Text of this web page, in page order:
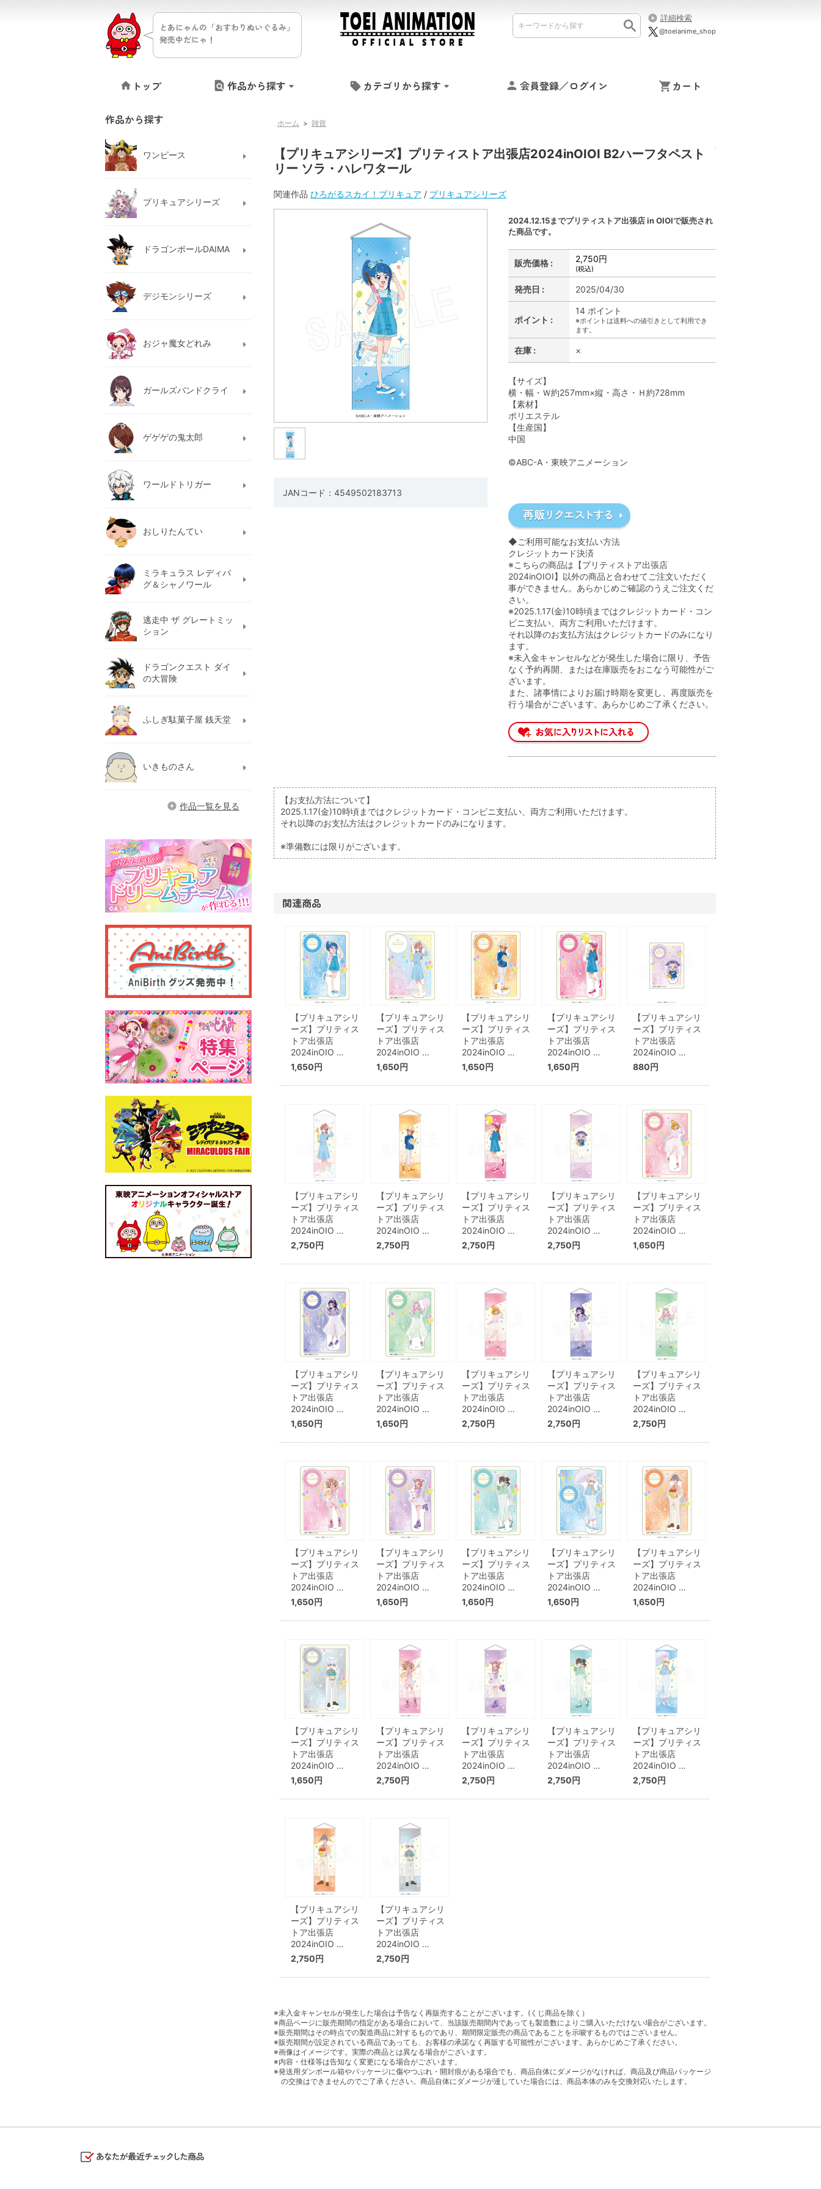
とあにゃんの「おすわりぬいぐるみ」
発売中だにゃ！
詳細検索
@toeianime_shop
トップ 作品から探す カテゴリから探す 会員登録／ログイン カート
ホーム > 雑貨
【プリキュアシリーズ】プリティストア出張店2024inOIOI B2ハーフタペスト
リー ソラ・ハレワタール
関連作品 ひろがるスカイ！プリキュア / プリキュアシリーズ
JANコード：4549502183713
2024.12.15までプリティストア出張店 in OIOIで販売され
た商品です。
販売価格 : 2,750円
(税込)
発売日 : 2025/04/30
ポイント :
14 ポイント
※ポイントは送料への値引きとして利用でき
ます。
在庫 : ×
【サイズ】
横・幅・Ｗ約257mm×縦・高さ・Ｈ約728mm
【素材】
ポリエステル
【生産国】
中国
©ABC-A・東映アニメーション
◆ご利用可能なお支払い方法
クレジットカード決済
※こちらの商品は【プリティストア出張店
2024inOIOI】以外の商品と合わせてご注文いただく
事ができません。あらかじめご確認のうえご注文くだ
さい。
※2025.1.17(金)10時頃まではクレジットカード・コン
ビニ支払い、両方ご利用いただけます。
それ以降のお支払方法はクレジットカードのみになり
ます。
※未入金キャンセルなどが発生した場合に限り、予告
なく予約再開、または在庫販売をおこなう可能性がご
ざいます。
また、諸事情によりお届け時期を変更し、再度販売を
行う場合がございます。あらかじめご了承ください。
【お支払方法について】
2025.1.17(金)10時頃まではクレジットカード・コンビニ支払い、両方ご利用いただけます。
それ以降のお支払方法はクレジットカードのみになります。
※準備数には限りがございます。
関連商品
【プリキュアシリ
ーズ】プリティス
トア出張店
2024inOIO …
1,650円
【プリキュアシリ
ーズ】プリティス
トア出張店
2024inOIO …
1,650円
【プリキュアシリ
ーズ】プリティス
トア出張店
2024inOIO …
1,650円
【プリキュアシリ
ーズ】プリティス
トア出張店
2024inOIO …
1,650円
【プリキュアシリ
ーズ】プリティス
トア出張店
2024inOIO …
880円
【プリキュアシリ
ーズ】プリティス
トア出張店
2024inOIO …
2,750円
【プリキュアシリ
ーズ】プリティス
トア出張店
2024inOIO …
2,750円
【プリキュアシリ
ーズ】プリティス
トア出張店
2024inOIO …
2,750円
【プリキュアシリ
ーズ】プリティス
トア出張店
2024inOIO …
2,750円
【プリキュアシリ
ーズ】プリティス
トア出張店
2024inOIO …
1,650円
【プリキュアシリ
ーズ】プリティス
トア出張店
2024inOIO …
1,650円
【プリキュアシリ
ーズ】プリティス
トア出張店
2024inOIO …
1,650円
【プリキュアシリ
ーズ】プリティス
トア出張店
2024inOIO …
2,750円
【プリキュアシリ
ーズ】プリティス
トア出張店
2024inOIO …
2,750円
【プリキュアシリ
ーズ】プリティス
トア出張店
2024inOIO …
2,750円
【プリキュアシリ
ーズ】プリティス
トア出張店
2024inOIO …
1,650円
【プリキュアシリ
ーズ】プリティス
トア出張店
2024inOIO …
1,650円
【プリキュアシリ
ーズ】プリティス
トア出張店
2024inOIO …
1,650円
【プリキュアシリ
ーズ】プリティス
トア出張店
2024inOIO …
1,650円
【プリキュアシリ
ーズ】プリティス
トア出張店
2024inOIO …
1,650円
【プリキュアシリ
ーズ】プリティス
トア出張店
2024inOIO …
1,650円
【プリキュアシリ
ーズ】プリティス
トア出張店
2024inOIO …
2,750円
【プリキュアシリ
ーズ】プリティス
トア出張店
2024inOIO …
2,750円
【プリキュアシリ
ーズ】プリティス
トア出張店
2024inOIO …
2,750円
【プリキュアシリ
ーズ】プリティス
トア出張店
2024inOIO …
2,750円
【プリキュアシリ
ーズ】プリティス
トア出張店
2024inOIO …
2,750円
【プリキュアシリ
ーズ】プリティス
トア出張店
2024inOIO …
2,750円
※未入金キャンセルが発生した場合は予告なく再販売することがございます。(くじ商品を除く）
※商品ページに販売期間の指定がある場合において、当該販売期間内であっても製造数によりご購入いただけない場合がございます。
※販売期間はその時点での製造商品に対するものであり、期間限定販売の商品であることを示唆するものではございません。
※販売期間が設定されている商品であっても、お客様の承諾なく再販する可能性がございます。あらかじめご了承ください。
※画像はイメージです。実際の商品とは異なる場合がございます。
※内容・仕様等は告知なく変更になる場合がございます。
※発送用ダンボール箱やパッケージに傷やつぶれ・開封痕がある場合でも、商品自体にダメージがなければ、商品及び商品パッケージ
の交換はできませんのでご了承ください。商品自体にダメージが達していた場合には、商品本体のみを交換対応いたします。
作品から探す
ワンピース
プリキュアシリーズ
ドラゴンボールDAIMA
デジモンシリーズ
おジャ魔女どれみ
ガールズバンドクライ
ゲゲゲの鬼太郎
ワールドトリガー
おしりたんてい
ミラキュラス レディバ
グ＆シャノワール
逃走中 ザ グレートミッ
ション
ドラゴンクエスト ダイ
の大冒険
ふしぎ駄菓子屋 銭天堂
いきものさん
作品一覧を見る